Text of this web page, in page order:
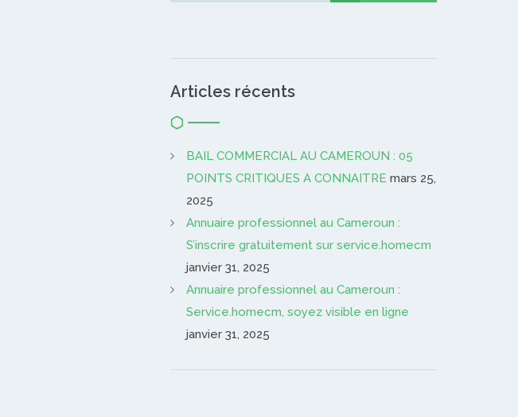
Articles récents
BAIL COMMERCIAL AU CAMEROUN : 05
POINTS CRITIQUES A CONNAITRE mars 25,
2025
Annuaire professionnel au Cameroun :
S’inscrire gratuitement sur service.homecm
janvier 31, 2025
Annuaire professionnel au Cameroun :
Service.homecm, soyez visible en ligne
janvier 31, 2025